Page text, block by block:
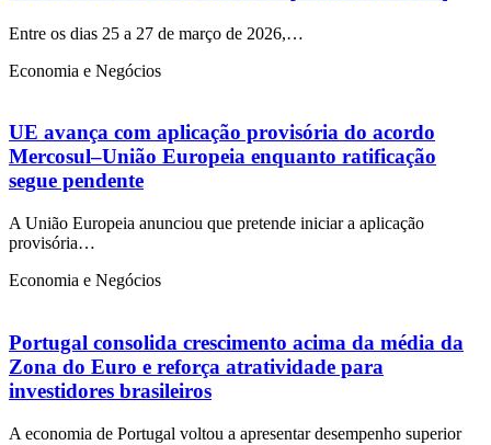
Entre os dias 25 a 27 de março de 2026,…
Economia e Negócios
UE avança com aplicação provisória do acordo
Mercosul–União Europeia enquanto ratificação
segue pendente
A União Europeia anunciou que pretende iniciar a aplicação
provisória…
Economia e Negócios
Portugal consolida crescimento acima da média da
Zona do Euro e reforça atratividade para
investidores brasileiros
A economia de Portugal voltou a apresentar desempenho superior